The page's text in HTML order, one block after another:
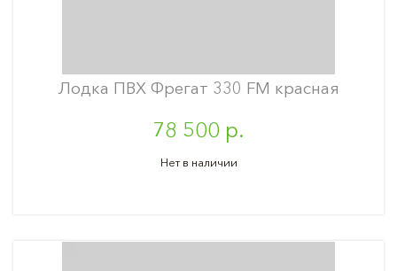
Лодка ПВХ Фрегат 330 FM красная
78 500 р.
Нет в наличии